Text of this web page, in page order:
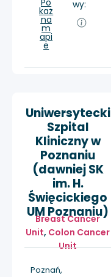
Po
każ
na
m
api
e
wy:
Uniwersytecki
Szpital
Kliniczny w
Poznaniu
(dawniej SK
im. H.
Święcickiego
UM Poznaniu)
Breast Cancer
Unit, Colon Cancer
Unit
Poznań,